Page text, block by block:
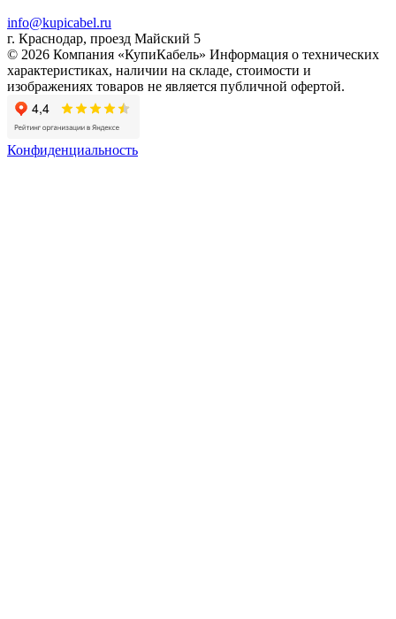
info@kupicabel.ru
г. Краснодар, проезд Майский 5
© 2026 Компания «КупиКабель» Информация о технических
характеристиках, наличии на складе, стоимости и
изображениях товаров не является публичной офертой.
Конфиденциальность